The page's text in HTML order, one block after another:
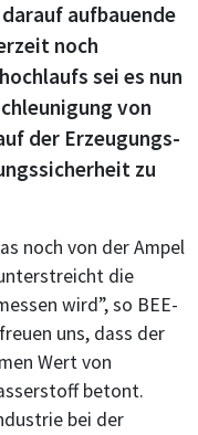
aufbauende
noch
sei es nun
von
der Erzeugungs-
zu
noch von der Ampel
die
wird”, so BEE-
uns, dass der
Wert von
betont.
bei der